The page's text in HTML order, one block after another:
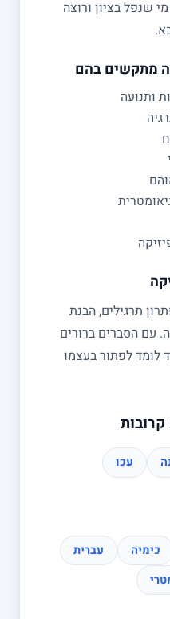
שנפל בציון ורוצה
מתקשים בהם
ותנועה
תרגילים, הבנת
עם הסברים ברורים
לומד לפתור בעצמו
עכו
כימיה
עברית